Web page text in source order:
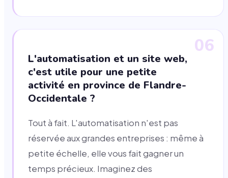
06
L'automatisation et un site web,
c'est utile pour une petite
activité en province de Flandre-
Occidentale ?
Tout à fait. L'automatisation n'est pas
réservée aux grandes entreprises : même à
petite échelle, elle vous fait gagner un
temps précieux. Imaginez des